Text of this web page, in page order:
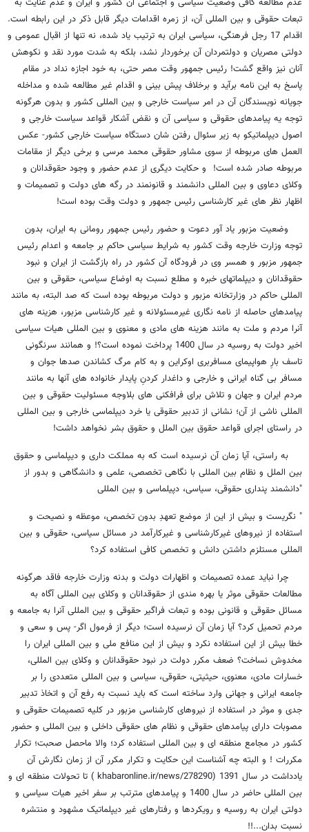
تبعات حقوقی و بین المللی آن، از زمره اقدامات دیگر قابل ذکر در این رابطه است.
اقدام 17 رجل فرهنگی، سیاسی ایران به ترتیب یاد شده، نه تنها از اقبال عمومی و
دولتی مصریان و دولتمردان آن برخوردار نشد، بلکه به شدت مورد نقد و نکوهش
آنان نیز واقع گشت! رئیس جمهور وقت مصر حتی، به خود اجازه نداد در مقام
پاسخ به این نامه برآید و برخلاف پیش بینی و اقدام غیر مطالعه شده و مداخله
جویانه نویسندگان آن در امر سیاست خارجی و بین المللی کشور و بدون هرگونه
توجه یه پیامدهای حقوقی و سیاسی آن و نقض آشکار قواعد سیاست خارجی و
اصول دیپلماتیکو به زیر سئوال رفتن شان دستگاه سیاست خارجی کشور- عکس
العمل های مربوطه از سوی مشاور حقوقی محمد مرسی و برخی دیگر از مقامات
مربوطه صادر شده است! و حکایت دیگری از عدم حضور و وجود حقوقدانان و
وکلای دعاوی و بین المللی دانشمند و قانونمند در رگه های دولت و تصمیمات و
اظهار نظر های غیر کارشناسی رئیس جمهور و دولت وقت بوده است!
وضعیت مزبور یاد آور دعوت و حضور رئیس جمهور رومانی به ایران، بدون
توجه وزارت خارجه وقت کشور به شرایط سیاسی حاکم بر جامعه و اعدام رئیس
جمهور مزبور و همسر وی در فرودگاه آن کشور در راه بازگشت از ایران و نبود
حقوقدانان و دیپلماتهای خبره و مطلع نسبت به اوضاع سیاسی، حقوقی و بین
المللی حاکم در وزارتخانه مزبور و دولت مربوطه بوده است که صد البته، به مانند
پیامدهای حاصله از نامه نگاری غیرمسئولانه و غیر کارشناسی مزبور، هزینه های
آنرا مردم و ملت به مانند هزینه های مادی و معنوی و بین المللی هیات سیاسی
اخیر دولت به روسیه در سال 1400 پرداخت نموده است؟! و همانند سرنگونی
تاسف بارِ هواپیمای مسافربری اوکراین و به کام مرگ کشاندن صدها جوان و
مسافر بی گناه ایرانی و خارجی و داغدار کردنِ پایدار خانواده های آنها به مانند
مردم ایران و جهان و تلاش برای فرافکنی های بلاوجه مسئولیت حقوقی و بین
المللی ناشی از آن؛ نشانی از تدبیر حقوقی یا خرد دیپلماسی خارجی و بین المللی
در راستای اجرای قواعد حقوق بین الملل و حقوق بشر نخواهد داشت!
به راستی، آیا زمان آن نرسیده است که به مملکت داری و دیپلماسی و حقوق
بین الملل و نظام بین المللی با نگاهی تخصصی، علمی و دانشگاهی و بدور از
"دانشمند پنداری حقوقی، سیاسی، دپیلماسی و بین المللی
" نگریست و بیش از این از موضع تعهدِ بدون تخصص، موعظه و نصیحت و
استفاده از نیروهای غیرکارشناسی و غیرکارآمد در مسائل سیاسی، حقوقی و بین
المللی مستلزم داشتن دانش و تخصص کافی استفاده کرد؟
چرا نباید عمده تصمیمات و اظهارات دولت و بدنه وزارت خارجه فاقد هرگونه
مطالعات حقوقی موثر یا بهره مندی از حقوقدانان و وکلای بین المللی آگاه به
مسائل حقوقی و قانونی بوده و تبعات فراگیر حقوقی و بین المللی آنرا به جامعه و
مردم تحمیل کرد؟ آیا زمان آن نرسیده است؛ دیگر از فرمول اگر- پس و سعی و
خطا بیش از این استفاده نکرد و بیش از این منافع ملی و بین المللی ایران را
مخدوش نساخت؟ ضعف مکرر دولت در نبود حقوقدانان و وکلای بین المللی،
خسارات مادی، معنوی، حیثیتی، حقوقی، سیاسی و بین المللی متعددی را بر
جامعه ایرانی و جهانی وارد ساخته است که باید نسبت به رفع آن و اتخاذ تدبیر
جدی و موثر در استفاده از نیروهای کارشناسی مزبور در کلیه تصمیمات حقوقی و
مصوبات دارای پیامدهای حقوقی و نظام های حقوقی داخلی و بین المللی و حضور
کشور در مجامع منطقه ای و بین المللی استفاده کرد؛ والا ماحصل صحبت؛ تکرار
مکررات ! و البته چه آشناست این حکایت و تکرار مکرر آن از زمان نگارش آن
یادداشت در سال 1391 (khabaronline.ir/news/278290 ) تا تحولات منطقه ای و
بین المللی حاضر در سال 1400 و پیامدهای مترتب بر سفر اخیر هیات سیاسی و
دولتی ایران به روسیه و رویکردها و رفتارهای غیر دیپلماتیک مشهود و منتشره
نسبت بدان...!!